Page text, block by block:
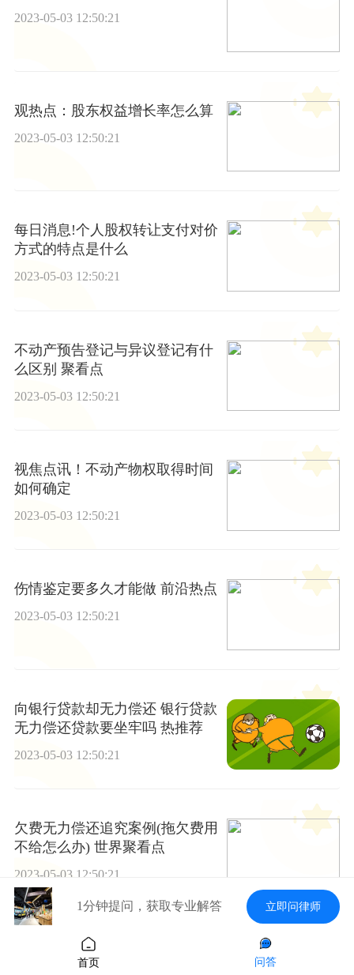
2023-05-03 12:50:21
观热点：股东权益增长率怎么算
2023-05-03 12:50:21
每日消息!个人股权转让支付对价
方式的特点是什么
2023-05-03 12:50:21
不动产预告登记与异议登记有什
么区别 聚看点
2023-05-03 12:50:21
视焦点讯！不动产物权取得时间
如何确定
2023-05-03 12:50:21
伤情鉴定要多久才能做 前沿热点
2023-05-03 12:50:21
向银行贷款却无力偿还 银行贷款
无力偿还贷款要坐牢吗 热推荐
2023-05-03 12:50:21
欠费无力偿还追究案例(拖欠费用
不给怎么办) 世界聚看点
2023-05-03 12:50:21
哪个行信用卡利息少点(哪一个银
行信用卡利息低) 环球观热点
1分钟提问，获取专业解答 立即问律师
首页 问答